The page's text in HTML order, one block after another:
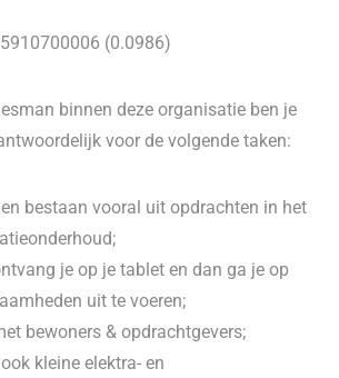
(0.0986)
binnen deze organisatie ben je
voor de volgende taken:
bestaan vooral uit opdrachten in het
je op je tablet en dan ga je op
uit te voeren;
bewoners & opdrachtgevers;
kleine elektra- en